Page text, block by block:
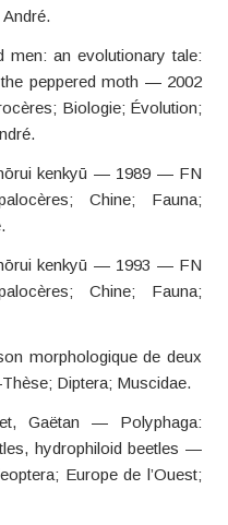
André.
an evolutionary tale:
peppered moth — 2002
Biologie; Évolution;
kenkyū — 1989 — FN
Chine; Fauna;
kenkyū — 1993 — FN
Chine; Fauna;
morphologique de deux
Diptera; Muscidae.
Gaëtan — Polyphaga:
hydrophiloid beetles —
Europe de l’Ouest;